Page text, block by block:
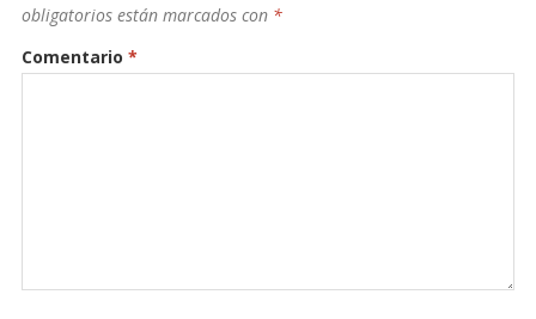
obligatorios están marcados con *
Comentario *